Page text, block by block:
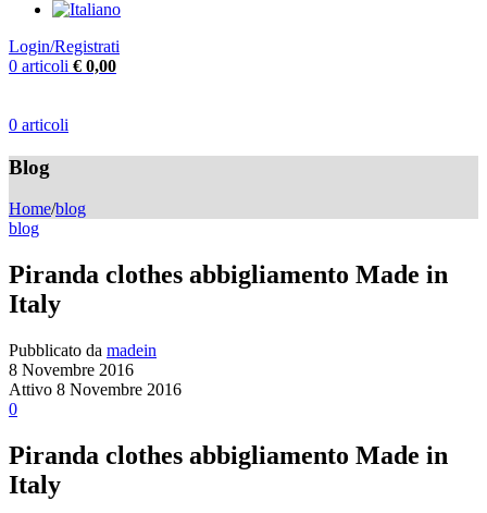
Login/Registrati
0 articoli € 0,00
0 articoli
Blog
Home/blog
blog
Piranda clothes abbigliamento Made in
Italy
Pubblicato da madein
8 Novembre 2016
Attivo 8 Novembre 2016
0
Piranda clothes abbigliamento Made in
Italy